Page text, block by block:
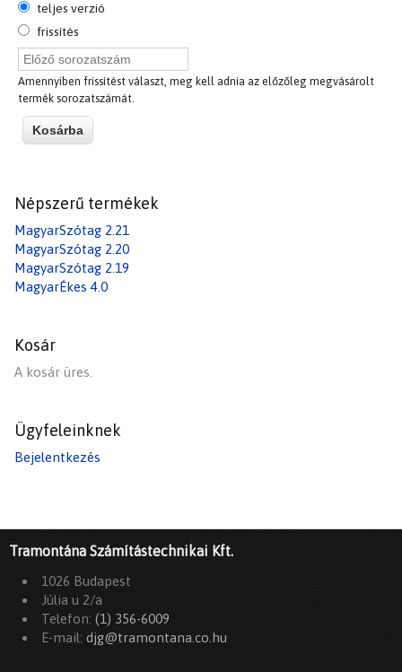
teljes verzió
frissítés
Előző sorozatszám
Amennyiben frissítést választ, meg kell adnia az előzőleg megvásárolt
termék sorozatszámát.
Népszerű termékek
MagyarSzótag 2.21
MagyarSzótag 2.20
MagyarSzótag 2.19
MagyarÉkes 4.0
Kosár
A kosár üres.
Ügyfeleinknek
Bejelentkezés
Tramontána Számítástechnikai Kft.
1026 Budapest
Júlia u 2/a
Telefon: (1) 356-6009
E-mail: djg@tramontana.co.hu